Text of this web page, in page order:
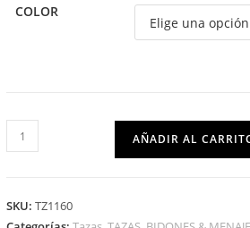
COLOR
AÑADIR AL
SKU: TZ1160